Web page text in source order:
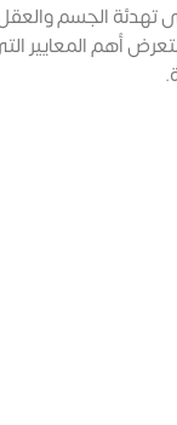
تهدئة الجسم
نستعرض أهم